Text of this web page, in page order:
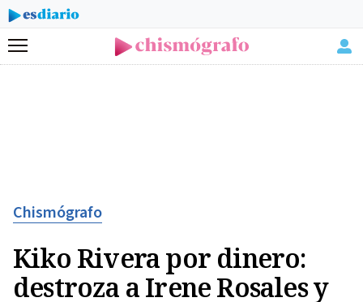
Menú
Chismógrafo
Kiko Rivera por dinero:
destroza a Irene Rosales y